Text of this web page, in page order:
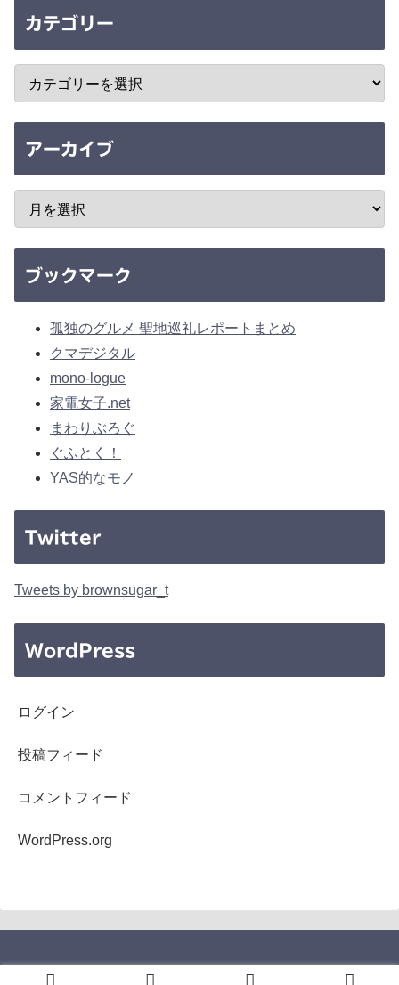
カテゴリー
アーカイブ
ブックマーク
孤独のグルメ 聖地巡礼レポートまとめ
クマデジタル
mono-logue
家電女子.net
まわりぶろぐ
ぐふとく！
YAS的なモノ
Twitter
Tweets by brownsugar_t
WordPress
ログイン
投稿フィード
コメントフィード
WordPress.org